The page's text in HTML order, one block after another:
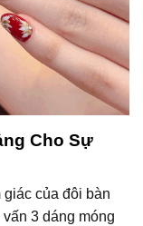
Cho Sự
của đôi bàn
3 dáng móng